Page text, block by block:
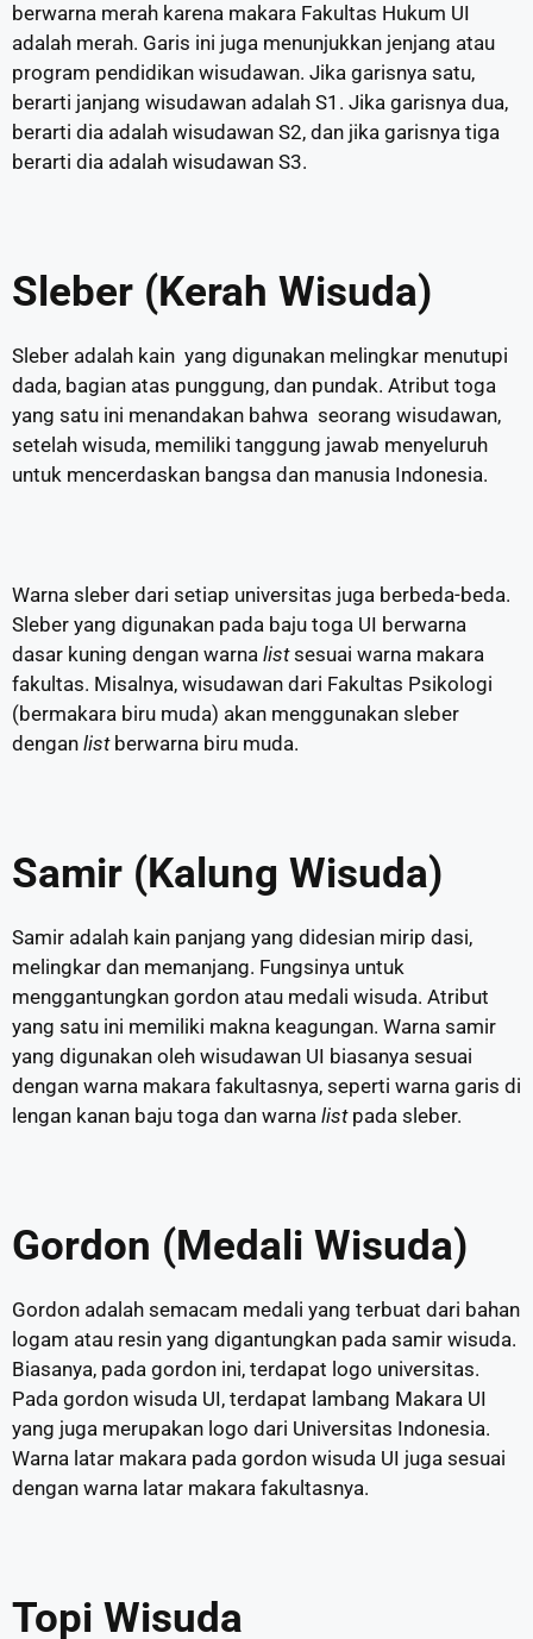
berwarna merah karena makara Fakultas Hukum UI
adalah merah. Garis ini juga menunjukkan jenjang atau
program pendidikan wisudawan. Jika garisnya satu,
berarti janjang wisudawan adalah S1. Jika garisnya dua,
berarti dia adalah wisudawan S2, dan jika garisnya tiga
berarti dia adalah wisudawan S3.
Sleber (Kerah Wisuda)
Sleber adalah kain yang digunakan melingkar menutupi
dada, bagian atas punggung, dan pundak. Atribut toga
yang satu ini menandakan bahwa seorang wisudawan,
setelah wisuda, memiliki tanggung jawab menyeluruh
untuk mencerdaskan bangsa dan manusia Indonesia.
Warna sleber dari setiap universitas juga berbeda-beda.
Sleber yang digunakan pada baju toga UI berwarna
dasar kuning dengan warna listsesuai warna makara
fakultas. Misalnya, wisudawan dari Fakultas Psikologi
(bermakara biru muda) akan menggunakan sleber
dengan listberwarna biru muda.
Samir (Kalung Wisuda)
Samir adalah kain panjang yang didesian mirip dasi,
melingkar dan memanjang. Fungsinya untuk
menggantungkan gordon atau medali wisuda. Atribut
yang satu ini memiliki makna keagungan. Warna samir
yang digunakan oleh wisudawan UI biasanya sesuai
dengan warna makara fakultasnya, seperti warna garis di
lengan kanan baju toga dan warna listpada sleber.
Gordon (Medali Wisuda)
Gordon adalah semacam medali yang terbuat dari bahan
logam atau resin yang digantungkan pada samir wisuda.
Biasanya, pada gordon ini, terdapat logo universitas.
Pada gordon wisuda UI, terdapat lambang Makara UI
yang juga merupakan logo dari Universitas Indonesia.
Warna latar makara pada gordon wisuda UI juga sesuai
dengan warna latar makara fakultasnya.
Topi Wisuda